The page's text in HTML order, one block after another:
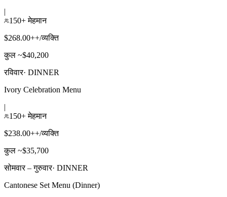
|
150+ मेहमान
$268.00++/व्यक्ति
कुल ~$40,200
रविवार· DINNER
Ivory Celebration Menu
|
150+ मेहमान
$238.00++/व्यक्ति
कुल ~$35,700
सोमवार – गुरुवार· DINNER
Cantonese Set Menu (Dinner)